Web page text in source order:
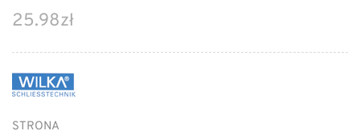
25.98zł
STRONA